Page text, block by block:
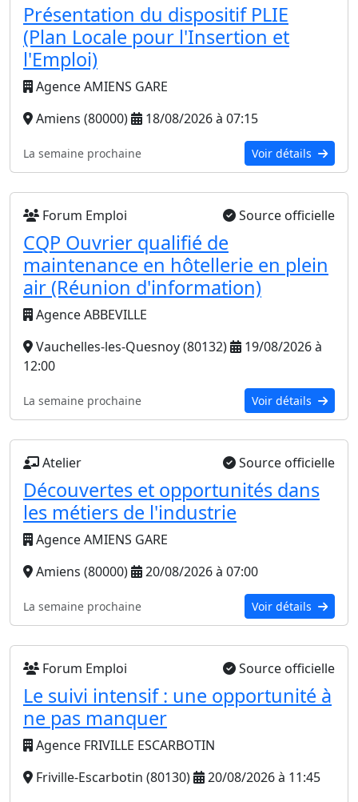
Présentation du dispositif PLIE
(Plan Locale pour l'Insertion et
l'Emploi)
Agence AMIENS GARE
Amiens (80000)
18/08/2026 à 07:15
La semaine prochaine Voir détails
Forum Emploi Source officielle
CQP Ouvrier qualifié de
maintenance en hôtellerie en plein
air (Réunion d'information)
Agence ABBEVILLE
Vauchelles-les-Quesnoy (80132)
19/08/2026 à
12:00
La semaine prochaine Voir détails
Atelier Source officielle
Découvertes et opportunités dans
les métiers de l'industrie
Agence AMIENS GARE
Amiens (80000)
20/08/2026 à 07:00
La semaine prochaine Voir détails
Forum Emploi Source officielle
Le suivi intensif : une opportunité à
ne pas manquer
Agence FRIVILLE ESCARBOTIN
Friville-Escarbotin (80130)
20/08/2026 à 11:45